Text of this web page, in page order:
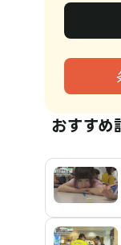
おすすめ